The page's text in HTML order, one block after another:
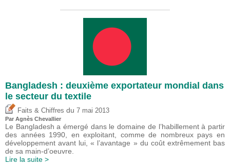
Bangladesh : deuxième exportateur mondial dans
le secteur du textile
Faits & Chiffres du 7 mai 2013
Par Agnès Chevallier
Le Bangladesh a émergé dans le domaine de l’habillement à partir
des années 1990, en exploitant, comme de nombreux pays en
développement avant lui, « l’avantage » du coût extrêmement bas
de sa main-d’oeuvre.
Lire la suite >